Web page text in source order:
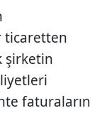
ticaretten
şirketin
faturaların